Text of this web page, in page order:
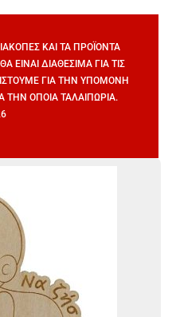
ΚΑΙ ΤΑ ΠΡΟΪΌΝΤΑ
ΔΙΑΘΈΣΙΜΑ ΓΙΑ ΤΙΣ
ΓΙΑ ΤΗΝ ΥΠΟΜΟΝΉ
ΤΗΝ ΌΠΟΙΑ ΤΑΛΑΙΠΩΡΊΑ.